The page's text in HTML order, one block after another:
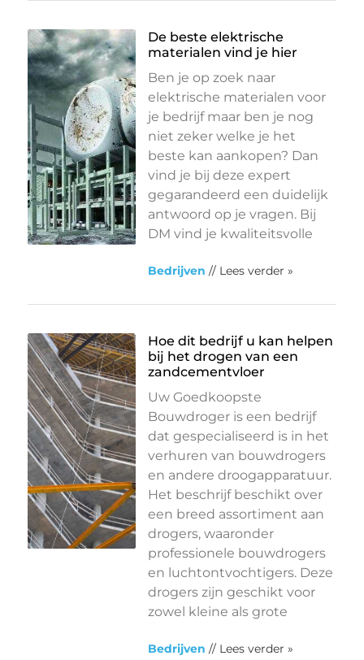
De beste elektrische
materialen vind je hier
Ben je op zoek naar
elektrische materialen voor
je bedrijf maar ben je nog
niet zeker welke je het
beste kan aankopen? Dan
vind je bij deze expert
gegarandeerd een duidelijk
antwoord op je vragen. Bij
DM vind je kwaliteitsvolle
Bedrijven // Lees verder »
Hoe dit bedrijf u kan helpen
bij het drogen van een
zandcementvloer
Uw Goedkoopste
Bouwdroger is een bedrijf
dat gespecialiseerd is in het
verhuren van bouwdrogers
en andere droogapparatuur.
Het beschrijf beschikt over
een breed assortiment aan
drogers, waaronder
professionele bouwdrogers
en luchtontvochtigers. Deze
drogers zijn geschikt voor
zowel kleine als grote
Bedrijven // Lees verder »